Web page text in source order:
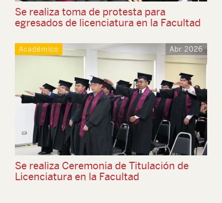
Se realiza toma de protesta para
egresados de licenciatura en la Facultad
Académico Abr 2026
Se realiza Ceremonia de Titulación de
Licenciatura en la Facultad